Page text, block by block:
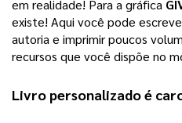
em realidade! Para a gráfica
existe! Aqui você pode
autoria e imprimir poucos
recursos que você dispõe no
Livro personalizado é